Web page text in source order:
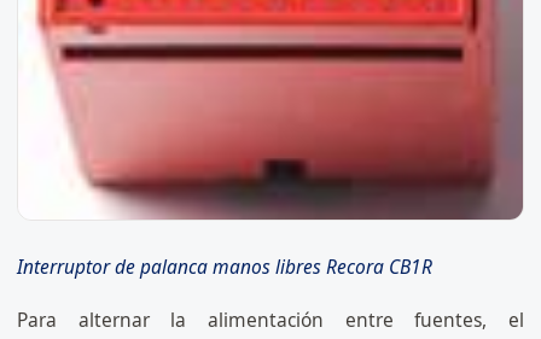
Interruptor de palanca manos libres Recora CB1R
Para alternar la alimentación entre fuentes, el